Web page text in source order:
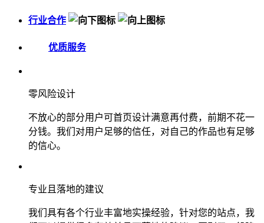
行业合作
优质服务
零风险设计
不放心的部分用户可首页设计满意再付费，前期不花一
分钱。我们对用户足够的信任，对自己的作品也有足够
的信心。
专业且落地的建议
我们具有各个行业丰富地实操经验，针对您的站点，我